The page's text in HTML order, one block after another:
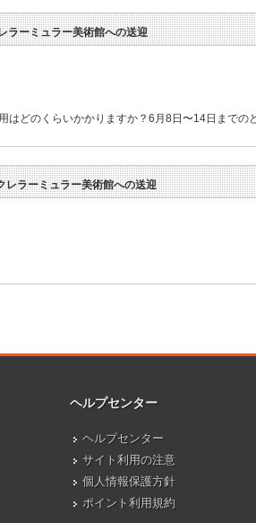
ラーミュラー美術館への送迎
どのくらいかかりますか？6月8日〜14日までの
レラーミュラー美術館への送迎
ヘルプセンター
ヘルプセンター
サイト利用の注意
個人情報保護方針
ポイント利用規約